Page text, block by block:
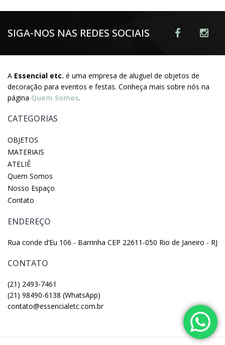
SIGA-NOS NAS REDES SOCIAIS
A Essencial etc. é uma empresa de aluguel de objetos de
decoração para eventos e festas. Conheça mais sobre nós na
página Quem Somos.
CATEGORIAS
OBJETOS
MATERIAIS
ATELIÊ
Quem Somos
Nosso Espaço
Contato
ENDEREÇO
Rua conde d’Eu 106 - Barrinha CEP 22611-050 Rio de Janeiro - RJ
CONTATO
(21) 2493-7461
(21) 98490-6138 (WhatsApp)
contato@essencialetc.com.br